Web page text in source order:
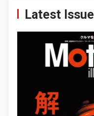
Latest Issue